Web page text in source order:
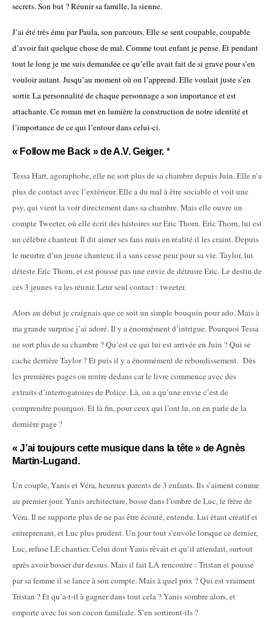
secrets. Son but ? Réunir sa famille, la sienne.
J’ai été très ému par Paula, son parcours. Elle se sent coupable, coupable
d’avoir fait quelque chose de mal. Comme tout enfant je pense. Et pendant
tout le long je me suis demandée ce qu’elle avait fait de si grave pour s’en
vouloir autant. Jusqu’au moment où on l’apprend. Elle voulait juste s’en
sortir. La personnalité de chaque personnage a son importance et est
attachante. Ce roman met en lumière la construction de notre identité et
l’importance de ce qui l’entour dans celui-ci.
« Follow me Back » de A.V. Geiger. *
Tessa Hart, agoraphobe, elle ne sort plus de sa chambre depuis Juin. Elle n’a
plus de contact avec l’extérieur. Elle a du mal à être sociable et voit une
psy, qui vient la voir directement dans sa chambre. Mais elle ouvre un
compte Tweeter, où elle écrit des histoires sur Eric Thorn. Eric Thorn, lui est
un célèbre chanteur. Il dit aimer ses fans mais en réalité il les craint. Depuis
le meurtre d’un jeune chanteur, il a sans cesse peur pour sa vie. Taylor, lui
déteste Eric Thorn, et est poussé pas une envie de détruire Eric. Le destin de
ces 3 jeunes va les réunir. Leur seul contact : tweeter.
Alors au début je craignais que ce soit un simple bouquin pour ado. Mais à
ma grande surprise j’ai adoré. Il y a énormément d’intrigue. Pourquoi Tessa
ne sort plus de sa chambre ? Qu’est ce qui lui est arrivée en Juin ? Qui se
cache derrière Taylor ? Et puis il y a énormément de rebondissement. Dès
les premières pages on rentre dedans car le livre commence avec des
extraits d’interrogatoires de Police. Là, on a qu’une envie c’est de
comprendre pourquoi. Et là fin, pour ceux qui l’ont lu, on en parle de la
dernière page ?
« J’ai toujours cette musique dans la tête » de Agnès
Martin-Lugand.
Un couple, Yanis et Véra, heureux parents de 3 enfants. Ils s’aiment comme
au premier jour. Yanis architecture, bosse dans l’ombre de Luc, le frère de
Véra. Il ne supporte plus de ne pas être écouté, entendu. Lui étant créatif et
entreprenant, et Luc plus prudent. Un jour tout s’envole lorsque ce dernier,
Luc, refuse LE chantier. Celui dont Yanis rêvait et qu’il attendait, surtout
après avoir bosser dur dessus. Mais il fait LA rencontre : Tristan et poussé
par sa femme il se lance à son compte. Mais à quel prix ? Qui est vraiment
Tristan ? Et qu’a-t-il à gagner dans tout cela ? Yanis sombre alors, et
emporte avec lui son cocon familiale. S’en sortiront-ils ?